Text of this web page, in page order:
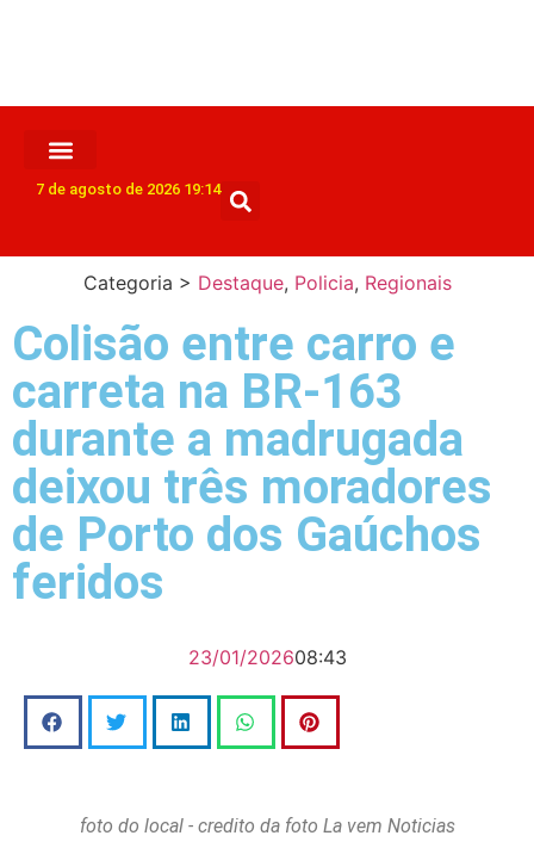
7 de agosto de 2026 19:14
Categoria > Destaque, Policia, Regionais
Colisão entre carro e
carreta na BR-163
durante a madrugada
deixou três moradores
de Porto dos Gaúchos
feridos
23/01/202608:43
foto do local - credito da foto La vem Noticias